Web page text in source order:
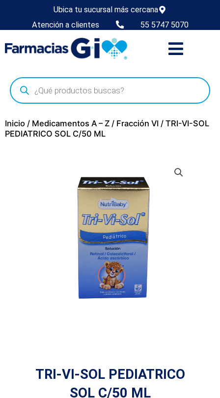
Ubica tu sucursal más cercana
Atención a clientes
55 5747 5070
Inicio / Medicamentos A – Z / Fracción VI / TRI-VI-SOL
PEDIATRICO SOL C/50 ML
TRI-VI-SOL PEDIATRICO
SOL C/50 ML